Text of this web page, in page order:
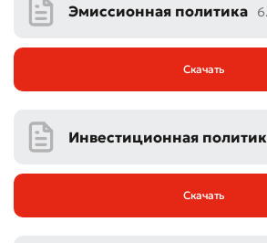
Оцените качество
Оставить обращение
Эмиссионная политика
Скачать
Инвестиционная
Скачать